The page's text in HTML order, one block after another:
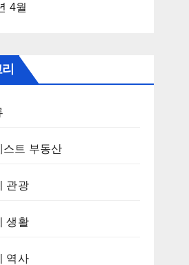
4월
스트 부동산
관광
생활
역사